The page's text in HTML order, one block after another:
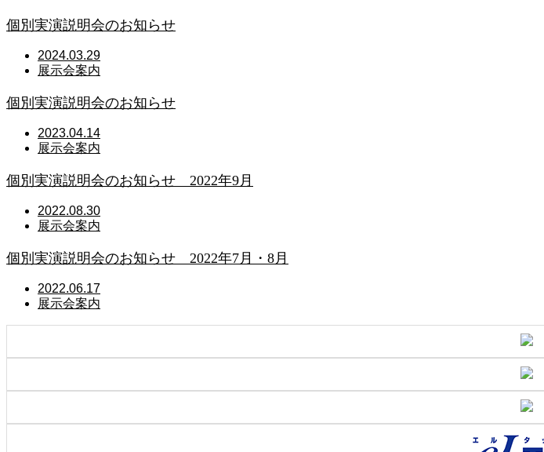
個別実演説明会のお知らせ
2024.03.29
展示会案内
個別実演説明会のお知らせ
2023.04.14
展示会案内
個別実演説明会のお知らせ 2022年9月
2022.08.30
展示会案内
個別実演説明会のお知らせ 2022年7月・8月
2022.06.17
展示会案内